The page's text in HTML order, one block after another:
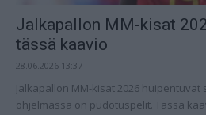
Jalkapallon MM-kisat
tässä kaavio
28.06.2026 13:37
Jalkapallon MM-kisat 2026 huipentuvat
ohjelmassa on pudotuspelit. Tässä